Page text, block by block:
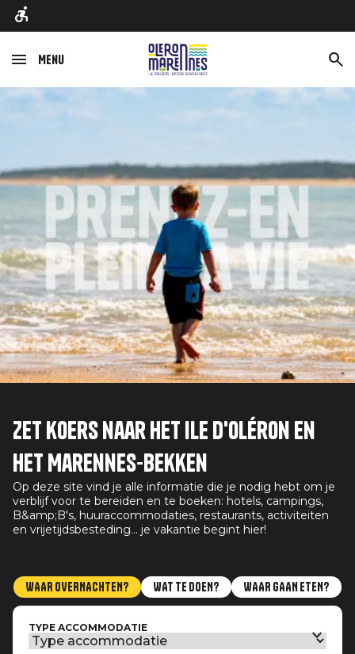
Menu
Afbeelding
Zet koers naar het Ile d'Oléron en
het Marennes-bekken
Op deze site vind je alle informatie die je nodig hebt om je
verblijf voor te bereiden en te boeken: hotels, campings,
B&amp;B's, huuraccommodaties, restaurants, activiteiten
en vrijetijdsbesteding... je vakantie begint hier!
WAAR OVERNACHTEN? WAT TE DOEN? WAAR GAAN ETEN?
TYPE ACCOMMODATIE